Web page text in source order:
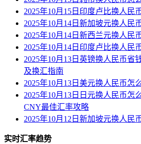
2025年10月15日印度卢比换人民
2025年10月14日新加坡元换人民
2025年10月14日新西兰元换人民
2025年10月14日印度卢比换人民
2025年10月13日英镑换人民币省
及换汇指南
2025年10月13日美元换人民币怎
2025年10月13日日元换人民币怎
CNY最佳汇率攻略
2025年10月12日新加坡元换人民
实时汇率趋势